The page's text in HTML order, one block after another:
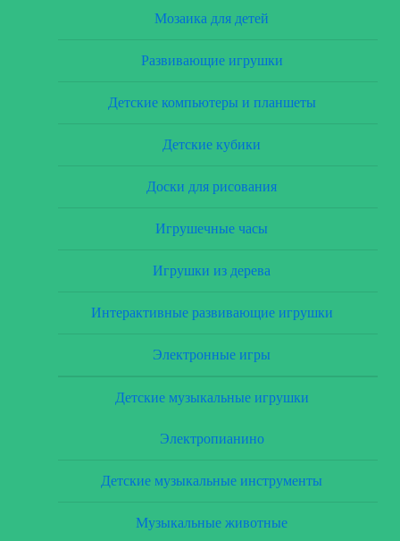
Мозаика для детей
Развивающие игрушки
Детские компьютеры и планшеты
Детские кубики
Доски для рисования
Игрушечные часы
Игрушки из дерева
Интерактивные развивающие игрушки
Электронные игры
Детские музыкальные игрушки
Электропианино
Детские музыкальные инструменты
Музыкальные животные